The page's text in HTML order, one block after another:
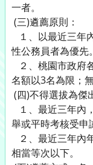
一者。
(三)遴薦原則：
１、以最近三年
性公務員者為優先。
２、桃園市政府
名額以3名為限；
(四)不得選拔為傑
１、最近三年內
舉或平時考核受申
２、最近三年內
相當等次以下。